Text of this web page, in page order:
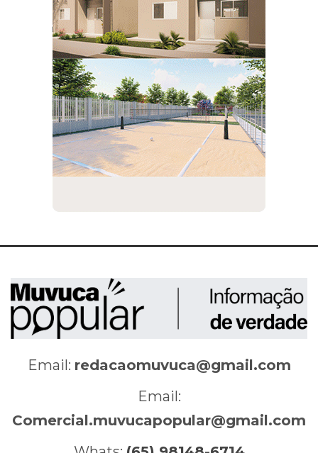
Email: redacaomuvuca@gmail.com
Email:
Comercial.muvucapopular@gmail.com